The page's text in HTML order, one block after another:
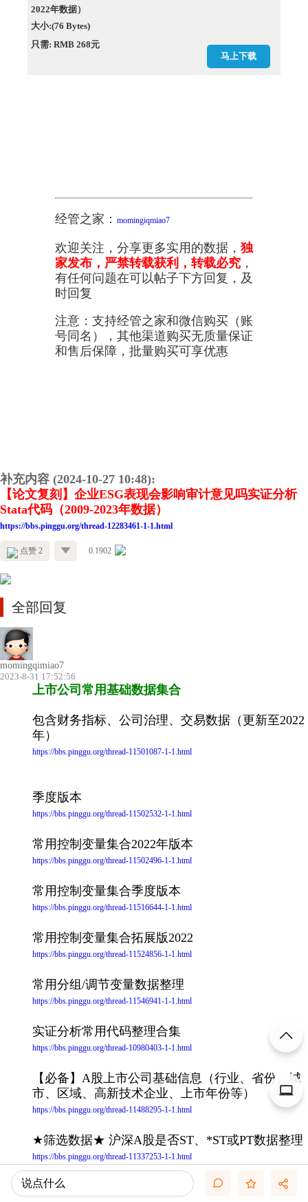
2022年数据）
大小:(76 Bytes)
只需: RMB 268元
马上下载
经管之家： momingiqmiao7
欢迎关注，分享更多实用的数据， 独
家发布，严禁转载获利，转载必究 ，
有任何问题在可以帖子下方回复，及
时回复
注意：支持经管之家和微信购买（账
号同名），其他渠道购买无质量保证
和售后保障，批量购买可享优惠
补充内容 (2024-10-27 10:48):
【论文复刻】企业ESG表现会影响审计意见吗实证分析
Stata代码（2009-2023年数据）
https://bbs.pinggu.org/thread-12283461-1-1.html
点赞 2 0.1902
全部回复
momingqimiao7
2023-8-31 17:52:56
上市公司常用基础数据集合
包含财务指标、公司治理、交易数据（更新至2022
年）
https://bbs.pinggu.org/thread-11501087-1-1.html
季度版本
https://bbs.pinggu.org/thread-11502532-1-1.html
常用控制变量集合2022年版本
https://bbs.pinggu.org/thread-11502496-1-1.html
常用控制变量集合季度版本
https://bbs.pinggu.org/thread-11516644-1-1.html
常用控制变量集合拓展版2022
https://bbs.pinggu.org/thread-11524856-1-1.html
常用分组/调节变量数据整理
https://bbs.pinggu.org/thread-11546941-1-1.html
实证分析常用代码整理合集
https://bbs.pinggu.org/thread-10980403-1-1.html
【必备】A股上市公司基础信息（行业、省份、城
市、区域、高新技术企业、上市年份等）
https://bbs.pinggu.org/thread-11488295-1-1.html
★筛选数据★ 沪深A股是否ST、*ST或PT数据整理
https://bbs.pinggu.org/thread-11337253-1-1.html
上市公司论文实证分析筛选样本所用数据指标
说点什么